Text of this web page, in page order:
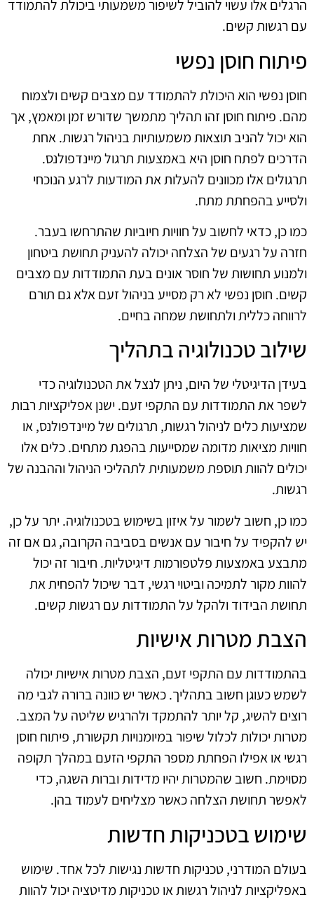
הרגלים אלו עשוי להוביל לשיפור משמעותי ביכולת להתמודד
עם רגשות קשים.
פיתוח חוסן נפשי
חוסן נפשי הוא היכולת להתמודד עם מצבים קשים ולצמוח
מהם. פיתוח חוסן זהו תהליך מתמשך שדורש זמן ומאמץ, אך
הוא יכול להניב תוצאות משמעותיות בניהול רגשות. אחת
הדרכים לפתח חוסן היא באמצעות תרגול מיינדפולנס.
תרגולים אלו מכוונים להעלות את המודעות לרגע הנוכחי
ולסייע בהפחתת מתח.
כמו כן, כדאי לחשוב על חוויות חיוביות שהתרחשו בעבר.
חזרה על רגעים של הצלחה יכולה להעניק תחושת ביטחון
ולמנוע תחושות של חוסר אונים בעת התמודדות עם מצבים
קשים. חוסן נפשי לא רק מסייע בניהול זעם אלא גם תורם
לרווחה כללית ולתחושת שמחה בחיים.
שילוב טכנולוגיה בתהליך
בעידן הדיגיטלי של היום, ניתן לנצל את הטכנולוגיה כדי
לשפר את התמודדות עם התקפי זעם. ישנן אפליקציות רבות
שמציעות כלים לניהול רגשות, תרגולים של מיינדפולנס, או
חוויות מציאות מדומה שמסייעות בהפגת מתחים. כלים אלו
יכולים להוות תוספת משמעותית לתהליכי הניהול וההבנה של
רגשות.
כמו כן, חשוב לשמור על איזון בשימוש בטכנולוגיה. יתר על כן,
יש להקפיד על חיבור עם אנשים בסביבה הקרובה, גם אם זה
מתבצע באמצעות פלטפורמות דיגיטליות. חיבור זה יכול
להוות מקור לתמיכה וביטוי רגשי, דבר שיכול להפחית את
תחושת הבידוד ולהקל על התמודדות עם רגשות קשים.
הצבת מטרות אישיות
בהתמודדות עם התקפי זעם, הצבת מטרות אישיות יכולה
לשמש כעוגן חשוב בתהליך. כאשר יש כוונה ברורה לגבי מה
רוצים להשיג, קל יותר להתמקד ולהרגיש שליטה על המצב.
מטרות יכולות לכלול שיפור במיומנויות תקשורת, פיתוח חוסן
רגשי או אפילו הפחתת מספר התקפי הזעם במהלך תקופה
מסוימת. חשוב שהמטרות יהיו מדידות וברות השגה, כדי
לאפשר תחושת הצלחה כאשר מצליחים לעמוד בהן.
שימוש בטכניקות חדשות
בעולם המודרני, טכניקות חדשות נגישות לכל אחד. שימוש
באפליקציות לניהול רגשות או טכניקות מדיטציה יכול להוות